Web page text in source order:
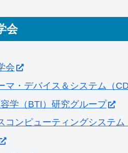
会
会
マ・デバイス＆システム（
学（BTI）研究グループ
コンピューティングシステム